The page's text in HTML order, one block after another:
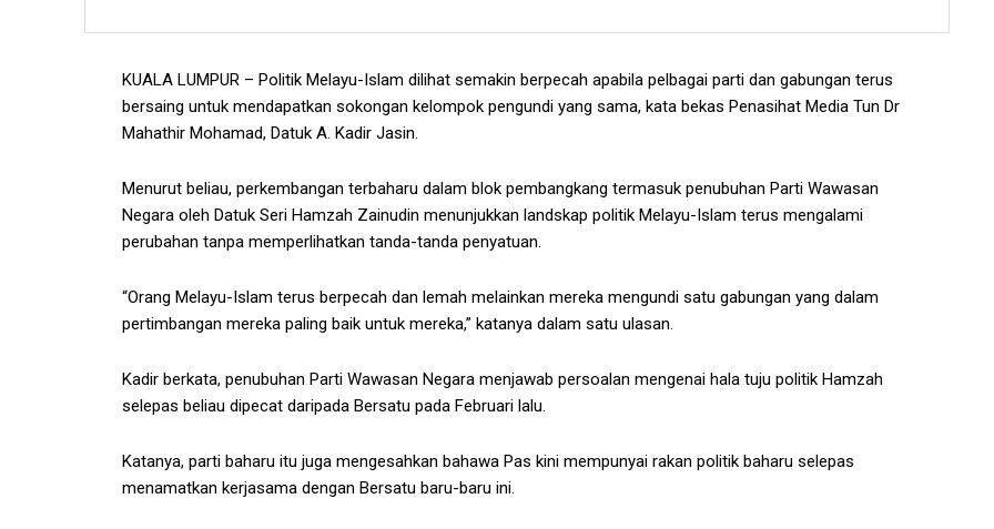
KUALA LUMPUR – Politik Melayu-Islam dilihat semakin berpecah apabila pelbagai parti dan gabungan terus
bersaing untuk mendapatkan sokongan kelompok pengundi yang sama, kata bekas Penasihat Media Tun Dr
Mahathir Mohamad, Datuk A. Kadir Jasin.
Menurut beliau, perkembangan terbaharu dalam blok pembangkang termasuk penubuhan Parti Wawasan
Negara oleh Datuk Seri Hamzah Zainudin menunjukkan landskap politik Melayu-Islam terus mengalami
perubahan tanpa memperlihatkan tanda-tanda penyatuan.
“Orang Melayu-Islam terus berpecah dan lemah melainkan mereka mengundi satu gabungan yang dalam
pertimbangan mereka paling baik untuk mereka,” katanya dalam satu ulasan.
Kadir berkata, penubuhan Parti Wawasan Negara menjawab persoalan mengenai hala tuju politik Hamzah
selepas beliau dipecat daripada Bersatu pada Februari lalu.
Katanya, parti baharu itu juga mengesahkan bahawa Pas kini mempunyai rakan politik baharu selepas
menamatkan kerjasama dengan Bersatu baru-baru ini.